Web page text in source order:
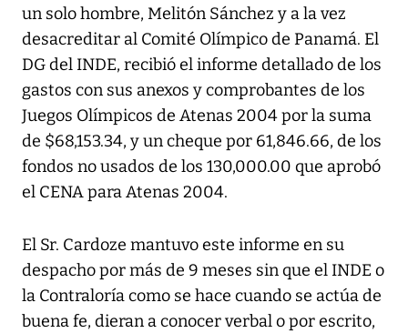
un solo hombre, Melitón Sánchez y a la vez
desacreditar al Comité Olímpico de Panamá. El
DG del INDE, recibió el informe detallado de los
gastos con sus anexos y comprobantes de los
Juegos Olímpicos de Atenas 2004 por la suma
de $68,153.34, y un cheque por 61,846.66, de los
fondos no usados de los 130,000.00 que aprobó
el CENA para Atenas 2004.
El Sr. Cardoze mantuvo este informe en su
despacho por más de 9 meses sin que el INDE o
la Contraloría como se hace cuando se actúa de
buena fe, dieran a conocer verbal o por escrito,